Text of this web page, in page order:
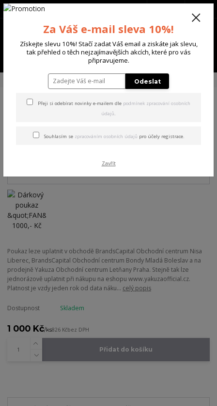
Menu
+420 702 136 620
DÁRKOVÉ POUKAZY Dárkový poukaz "FAN" 1000,- Kč
Dárkový poukaz "FAN" 1000,-
Poukaz leze uplatnit v obchodě BrandsCapital Obchodní centrum Nisa
Liberec, BrandsCapital Obchodní centrum Bondy Mladá Boleslav a na
prodejně Yakuza Obchodní centrum Letňany Praha. Stejně tak lze
jednorázově uplatnit při nákupu na eshopu www.yakuzaofficial.cz.
Platnost je vzdy jeden rok od data náku... celý popis
Dostupnost Skladem
1 000 Kč/ks826 Kčbez DPH
Přidat do košíku
Za Váš e-mail sleva 10%!
Získejte slevu 10%! Stačí zadat Váš email a ziskáte jak slevu,
tak přehled o těch nejzajímavějších akcích, které pro vás
připravujeme.
Odeslat
Přeji si odebírat novinky e-mailem dle podmínek zpracování osobních
údajů.
Souhlasím se zpracováním osobních údajů pro účely registrace.
Zavřít